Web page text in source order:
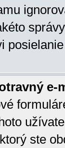
e-
ste